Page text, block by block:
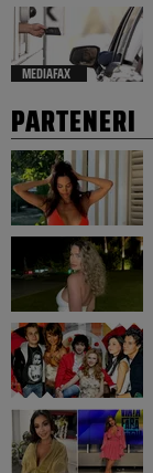
MEDIAFAX
PARTENERI